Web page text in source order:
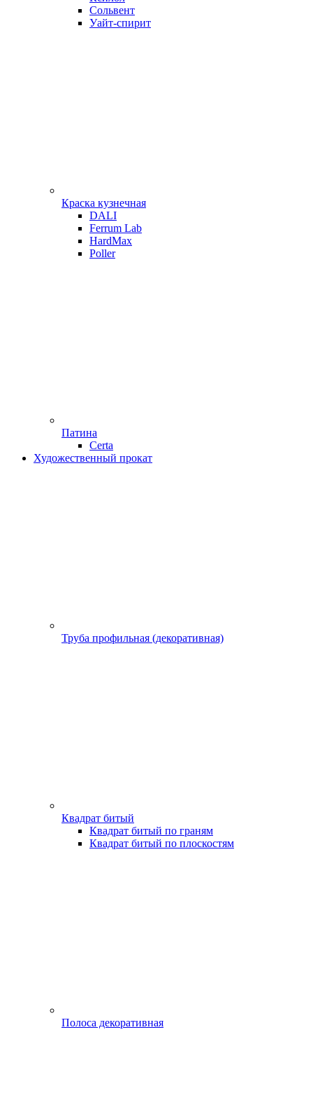
Сольвент
Уайт-спирит
Краска кузнечная
DALI
Ferrum Lab
HardMax
Poller
Патина
Certa
Художественный прокат
Труба профильная (декоративная)
Квадрат битый
Квадрат битый по граням
Квадрат битый по плоскостям
Полоса декоративная